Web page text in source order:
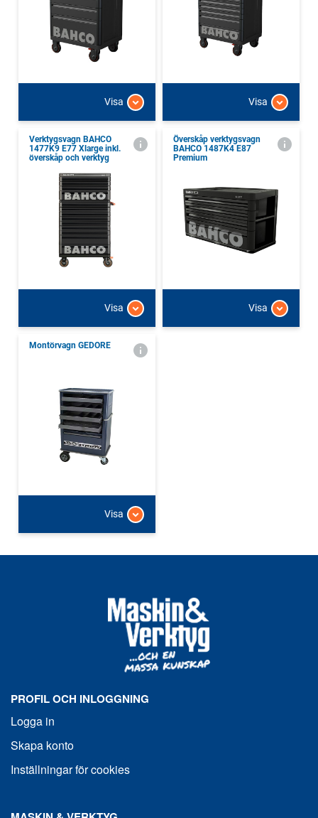
Visa Visa
Verktygsvagn BAHCO
1477K9 E77 Xlarge inkl.
överskåp och verktyg
Visa
Överskåp verktygsvagn
BAHCO 1487K4 E87
Premium
Visa
Montörvagn GEDORE
Visa
PROFIL OCH INLOGGNING
Logga in
Skapa konto
Inställningar för cookies